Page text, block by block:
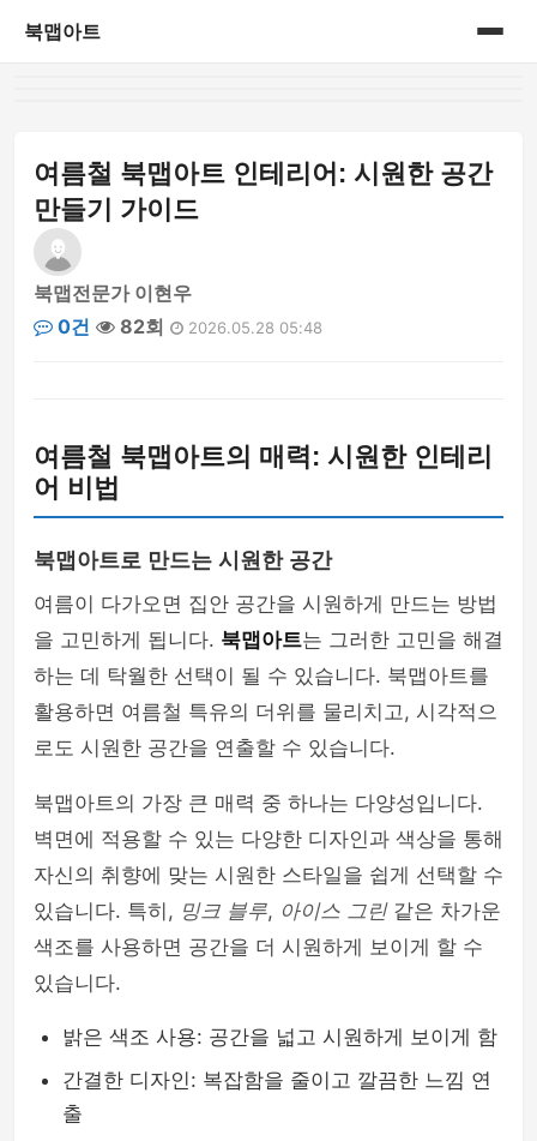
북맵아트
여름철 북맵아트 인테리어: 시원한 공간
만들기 가이드
북맵전문가 이현우
0건
82회 2026.05.28 05:48
여름철 북맵아트의 매력: 시원한 인테리
어 비법
북맵아트로 만드는 시원한 공간
여름이 다가오면 집안 공간을 시원하게 만드는 방법
을 고민하게 됩니다. 북맵아트는 그러한 고민을 해결
하는 데 탁월한 선택이 될 수 있습니다. 북맵아트를
활용하면 여름철 특유의 더위를 물리치고, 시각적으
로도 시원한 공간을 연출할 수 있습니다.
북맵아트의 가장 큰 매력 중 하나는 다양성입니다.
벽면에 적용할 수 있는 다양한 디자인과 색상을 통해
자신의 취향에 맞는 시원한 스타일을 쉽게 선택할 수
있습니다. 특히, 밍크 블루, 아이스 그린같은 차가운
색조를 사용하면 공간을 더 시원하게 보이게 할 수
있습니다.
밝은 색조 사용: 공간을 넓고 시원하게 보이게 함
간결한 디자인: 복잡함을 줄이고 깔끔한 느낌 연
출